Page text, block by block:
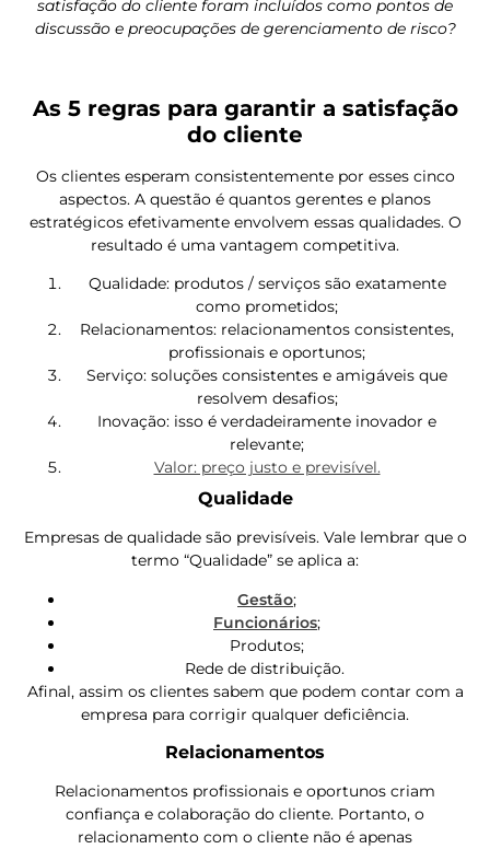
satisfação do cliente foram incluídos como pontos de
discussão e preocupações de gerenciamento de risco?
As 5 regras para garantir a satisfação
do cliente
Os clientes esperam consistentemente por esses cinco
aspectos. A questão é quantos gerentes e planos
estratégicos efetivamente envolvem essas qualidades. O
resultado é uma vantagem competitiva.
Qualidade: produtos / serviços são exatamente
como prometidos;
Relacionamentos: relacionamentos consistentes,
profissionais e oportunos;
Serviço: soluções consistentes e amigáveis ​​que
resolvem desafios;
Inovação: isso é verdadeiramente inovador e
relevante;
Valor: preço justo e previsível.
Qualidade
Empresas de qualidade são previsíveis. Vale lembrar que o
termo “Qualidade” se aplica a:
Gestão;
Funcionários;
Produtos;
Rede de distribuição.
Afinal, assim os clientes sabem que podem contar com a
empresa para corrigir qualquer deficiência.
Relacionamentos
Relacionamentos profissionais e oportunos criam
confiança e colaboração do cliente. Portanto, o
relacionamento com o cliente não é apenas